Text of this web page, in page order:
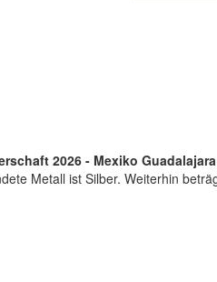
2026 - Mexiko Guadalajara
Metall ist Silber. Weiterhin